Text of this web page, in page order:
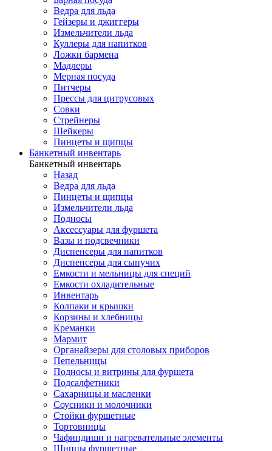
Ведра для льда
Гейзеры и джиггеры
Измельчители льда
Куллеры для напитков
Ложки бармена
Мадлеры
Мерная посуда
Питчеры
Прессы для цитрусовых
Совки
Стрейнеры
Шейкеры
Пинцеты и щипцы
Банкетный инвентарь
Банкетный инвентарь
Назад
Ведра для льда
Пинцеты и щипцы
Измельчители льда
Подносы
Аксессуары для фуршета
Вазы и подсвечники
Диспенсеры для напитков
Диспенсеры для сыпучих
Емкости и мельницы для специй
Емкости охладительные
Инвентарь
Колпаки и крышки
Корзины и хлебницы
Креманки
Мармит
Органайзеры для столовых приборов
Пепельницы
Подносы и витрины для фуршета
Подсалфетники
Сахарницы и масленки
Соусники и молочники
Стойки фуршетные
Тортовницы
Чафиндиши и нагревательные элементы
Щипцы фуршетные